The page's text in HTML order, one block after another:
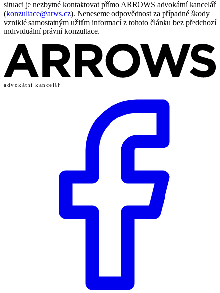
situaci je nezbytné kontaktovat přímo ARROWS advokátní kancelář
(konzultace@arws.cz). Neneseme odpovědnost za případné škody
vzniklé samostatným užitím informací z tohoto článku bez předchozí
individuální právní konzultace.
advokátní kancelář